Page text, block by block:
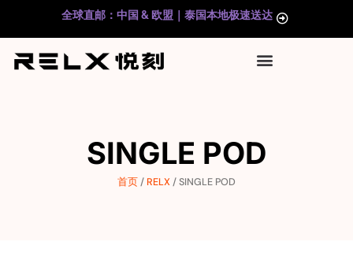
内
全球直邮：中国 & 欧盟｜泰国本地极速送达
SINGLE POD
首页 / RELX / SINGLE POD